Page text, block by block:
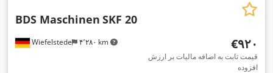
Wiefelstede ۴٬۲۸۰ km
BDS Maschinen SKF 20
‎€۹۲۰
قیمت ثابت به اضافه مالیات بر ارزش
افزوده